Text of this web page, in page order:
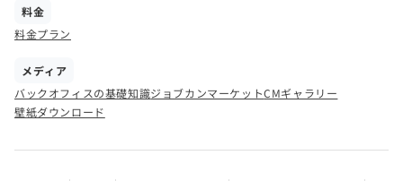
料金
料金プラン
メディア
バックオフィスの基礎知識ジョブカンマーケットCMギャラリー
壁紙ダウンロード